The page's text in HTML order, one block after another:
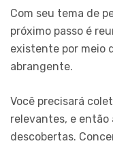
Com seu tema de
próximo passo é
existente por meio
abrangente.
Você precisará
relevantes, e
descobertas.